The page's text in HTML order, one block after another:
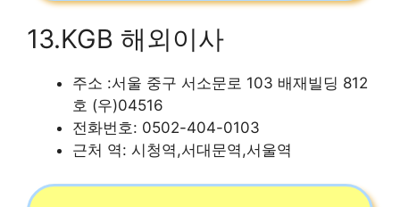
13.KGB 해외이사
주소 :서울 중구 서소문로 103 배재빌딩 812
호 (우)04516
전화번호: 0502-404-0103
근처 역: 시청역,서대문역,서울역